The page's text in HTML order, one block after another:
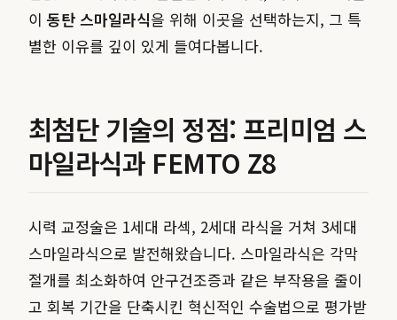
이 동탄 스마일라식을 위해 이곳을 선택하는지, 그 특
별한 이유를 깊이 있게 들여다봅니다.
최첨단 기술의 정점: 프리미엄 스
마일라식과 FEMTO Z8
시력 교정술은 1세대 라섹, 2세대 라식을 거쳐 3세대
스마일라식으로 발전해왔습니다. 스마일라식은 각막
절개를 최소화하여 안구건조증과 같은 부작용을 줄이
고 회복 기간을 단축시킨 혁신적인 수술법으로 평가받